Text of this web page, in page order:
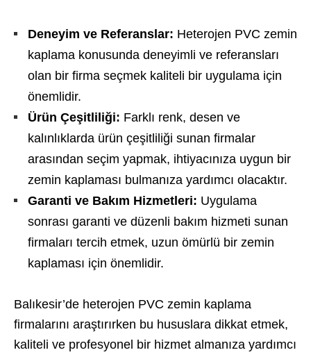
Deneyim ve Referanslar: Heterojen PVC zemin
kaplama konusunda deneyimli ve referansları
olan bir firma seçmek kaliteli bir uygulama için
önemlidir.
Ürün Çeşitliliği: Farklı renk, desen ve
kalınlıklarda ürün çeşitliliği sunan firmalar
arasından seçim yapmak, ihtiyacınıza uygun bir
zemin kaplaması bulmanıza yardımcı olacaktır.
Garanti ve Bakım Hizmetleri: Uygulama
sonrası garanti ve düzenli bakım hizmeti sunan
firmaları tercih etmek, uzun ömürlü bir zemin
kaplaması için önemlidir.
Balıkesir’de heterojen PVC zemin kaplama
firmalarını araştırırken bu hususlara dikkat etmek,
kaliteli ve profesyonel bir hizmet almanıza yardımcı